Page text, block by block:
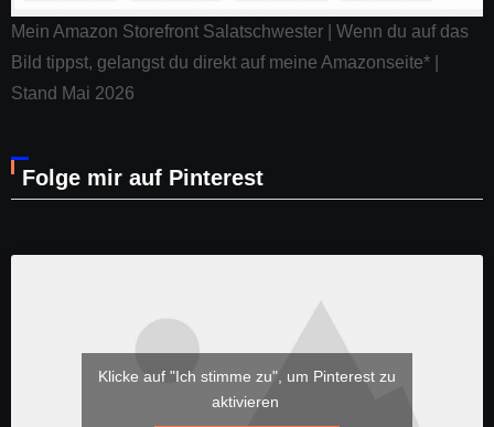
Mein Amazon Storefront Salatschwester | Wenn du auf das
Bild tippst, gelangst du direkt auf meine Amazonseite* |
Stand Mai 2026
Folge mir auf Pinterest
Klicke auf "Ich stimme zu", um Pinterest zu
aktivieren